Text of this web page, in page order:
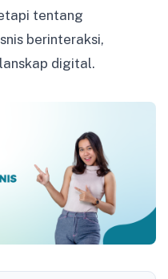
tentang
berinteraksi,
digital.